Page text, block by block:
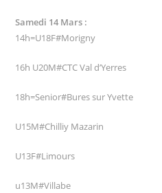
Samedi 14 Mars :
14h=U18F#Morigny
16h U20M#CTC Val d’Yerres
18h=Senior#Bures sur Yvette
U15M#Chilliy Mazarin
U13F#Limours
u13M#Villabe